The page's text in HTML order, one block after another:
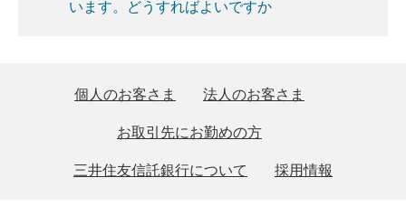
います。どうすればよいですか
個人のお客さま
法人のお客さま
お取引先にお勤めの方
三井住友信託銀行について
採用情報